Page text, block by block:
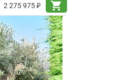
2 275 975 ₽
shopping_cart